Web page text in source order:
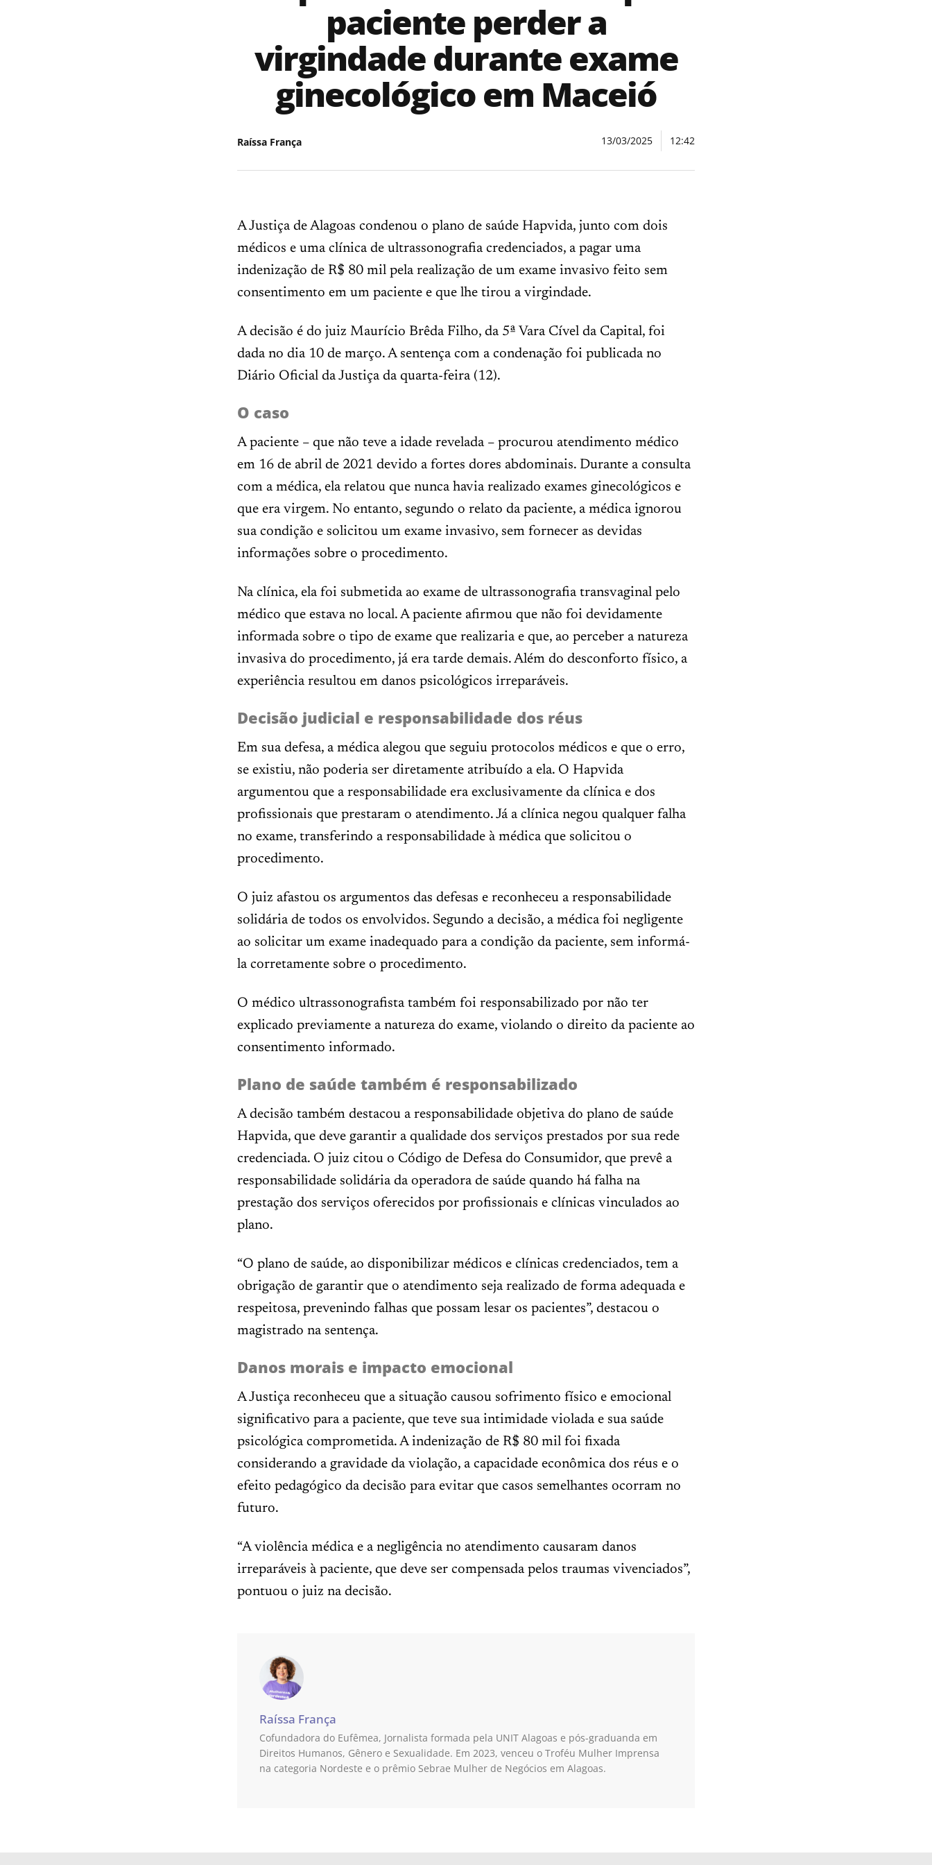
paciente perder a
virgindade durante exame
ginecológico em Maceió
Raíssa França 13/03/2025 12:42
A Justiça de Alagoas condenou o plano de saúde Hapvida, junto com dois
médicos e uma clínica de ultrassonografia credenciados, a pagar uma
indenização de R$ 80 mil pela realização de um exame invasivo feito sem
consentimento em um paciente e que lhe tirou a virgindade.
A decisão é do juiz Maurício Brêda Filho, da 5ª Vara Cível da Capital, foi
dada no dia 10 de março. A sentença com a condenação foi publicada no
Diário Oficial da Justiça da quarta-feira (12).
O caso
A paciente – que não teve a idade revelada – procurou atendimento médico
em 16 de abril de 2021 devido a fortes dores abdominais. Durante a consulta
com a médica, ela relatou que nunca havia realizado exames ginecológicos e
que era virgem. No entanto, segundo o relato da paciente, a médica ignorou
sua condição e solicitou um exame invasivo, sem fornecer as devidas
informações sobre o procedimento.
Na clínica, ela foi submetida ao exame de ultrassonografia transvaginal pelo
médico que estava no local. A paciente afirmou que não foi devidamente
informada sobre o tipo de exame que realizaria e que, ao perceber a natureza
invasiva do procedimento, já era tarde demais. Além do desconforto físico, a
experiência resultou em danos psicológicos irreparáveis.
Decisão judicial e responsabilidade dos réus
Em sua defesa, a médica alegou que seguiu protocolos médicos e que o erro,
se existiu, não poderia ser diretamente atribuído a ela. O Hapvida
argumentou que a responsabilidade era exclusivamente da clínica e dos
profissionais que prestaram o atendimento. Já a clínica negou qualquer falha
no exame, transferindo a responsabilidade à médica que solicitou o
procedimento.
O juiz afastou os argumentos das defesas e reconheceu a responsabilidade
solidária de todos os envolvidos. Segundo a decisão, a médica foi negligente
ao solicitar um exame inadequado para a condição da paciente, sem informá-
la corretamente sobre o procedimento.
O médico ultrassonografista também foi responsabilizado por não ter
explicado previamente a natureza do exame, violando o direito da paciente ao
consentimento informado.
Plano de saúde também é responsabilizado
A decisão também destacou a responsabilidade objetiva do plano de saúde
Hapvida, que deve garantir a qualidade dos serviços prestados por sua rede
credenciada. O juiz citou o Código de Defesa do Consumidor, que prevê a
responsabilidade solidária da operadora de saúde quando há falha na
prestação dos serviços oferecidos por profissionais e clínicas vinculados ao
plano.
“O plano de saúde, ao disponibilizar médicos e clínicas credenciados, tem a
obrigação de garantir que o atendimento seja realizado de forma adequada e
respeitosa, prevenindo falhas que possam lesar os pacientes”, destacou o
magistrado na sentença.
Danos morais e impacto emocional
A Justiça reconheceu que a situação causou sofrimento físico e emocional
significativo para a paciente, que teve sua intimidade violada e sua saúde
psicológica comprometida. A indenização de R$ 80 mil foi fixada
considerando a gravidade da violação, a capacidade econômica dos réus e o
efeito pedagógico da decisão para evitar que casos semelhantes ocorram no
futuro.
“A violência médica e a negligência no atendimento causaram danos
irreparáveis à paciente, que deve ser compensada pelos traumas vivenciados”,
pontuou o juiz na decisão.
Raíssa França
Cofundadora do Eufêmea, Jornalista formada pela UNIT Alagoas e pós-graduanda em
Direitos Humanos, Gênero e Sexualidade. Em 2023, venceu o Troféu Mulher Imprensa
na categoria Nordeste e o prêmio Sebrae Mulher de Negócios em Alagoas.